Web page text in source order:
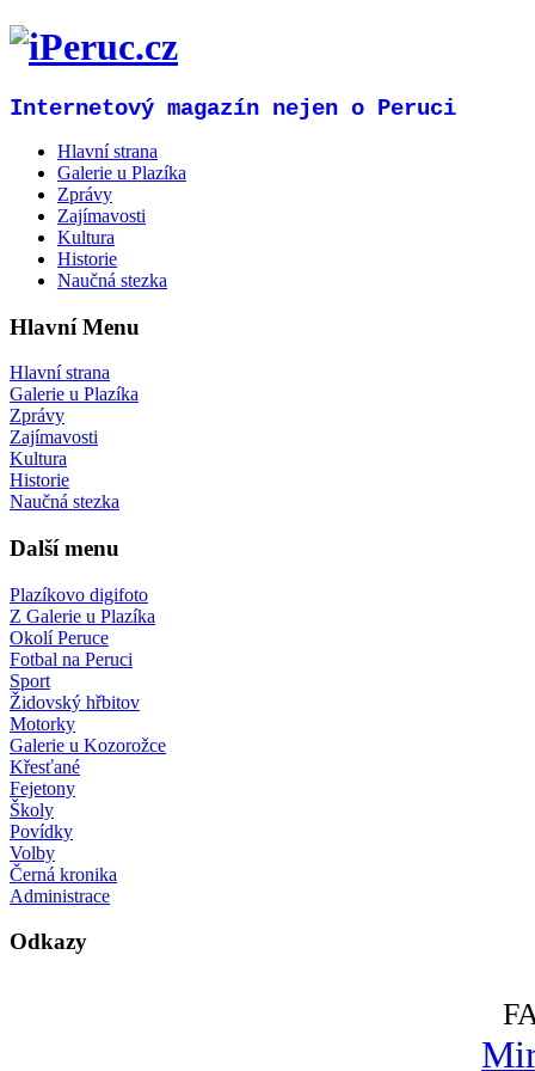
Internetový magazín nejen o Peruci
Hlavní strana
Galerie u Plazíka
Zprávy
Zajímavosti
Kultura
Historie
Naučná stezka
Hlavní Menu
Hlavní strana
Galerie u Plazíka
Zprávy
Zajímavosti
Kultura
Historie
Naučná stezka
Další menu
Plazíkovo digifoto
Z Galerie u Plazíka
Okolí Peruce
Fotbal na Peruci
Sport
Židovský hřbitov
Motorky
Galerie u Kozorožce
Křesťané
Fejetony
Školy
Povídky
Volby
Černá kronika
Administrace
Odkazy